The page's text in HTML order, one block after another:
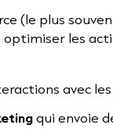
(le plus
les
avec
qui envoie